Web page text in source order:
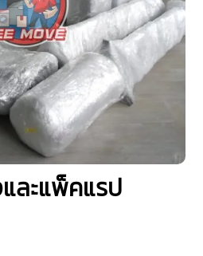
ละแพ็คแรป